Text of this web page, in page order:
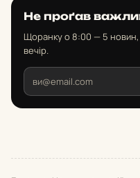
Не проґав
Щоранку о 8:00 — 5 новин,
вечір.